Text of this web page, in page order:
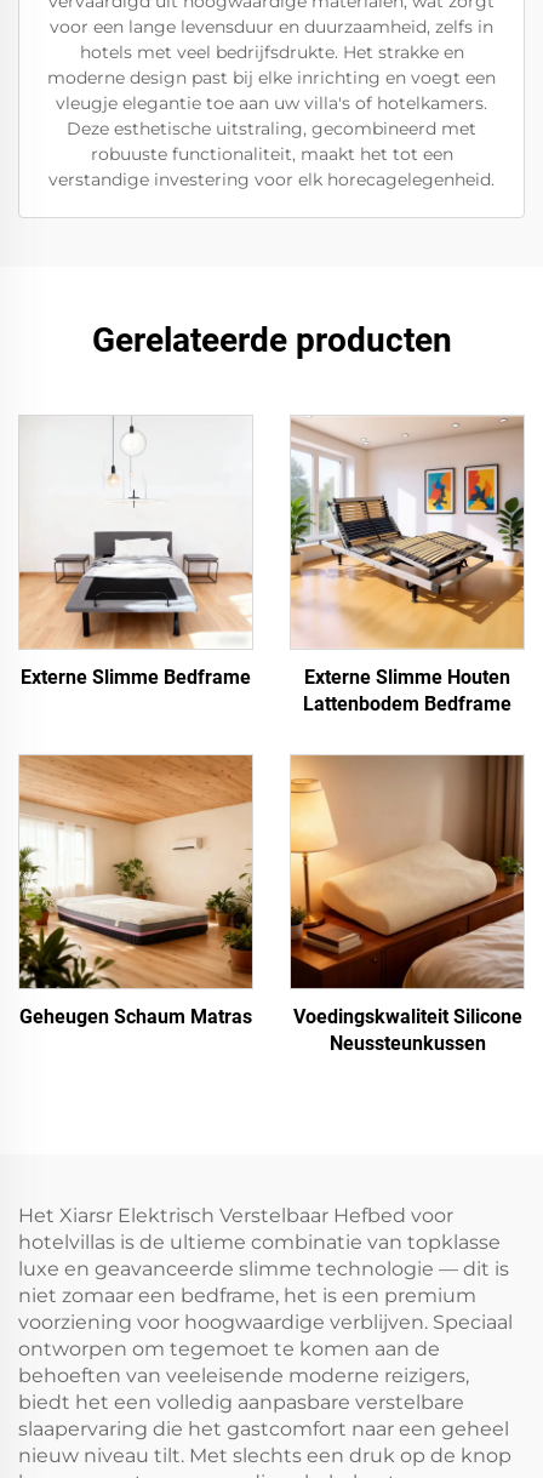
voor een lange levensduur en duurzaamheid, zelfs in
hotels met veel bedrijfsdrukte. Het strakke en
moderne design past bij elke inrichting en voegt een
vleugje elegantie toe aan uw villa's of hotelkamers.
Deze esthetische uitstraling, gecombineerd met
robuuste functionaliteit, maakt het tot een
verstandige investering voor elk horecagelegenheid.
Gerelateerde producten
Externe Slimme Bedframe
Externe Slimme Houten
Lattenbodem Bedframe
Geheugen Schaum Matras
Voedingskwaliteit Silicone
Neussteunkussen
Het Xiarsr Elektrisch Verstelbaar Hefbed voor
hotelvillas is de ultieme combinatie van topklasse
luxe en geavanceerde slimme technologie — dit is
niet zomaar een bedframe, het is een premium
voorziening voor hoogwaardige verblijven. Speciaal
ontworpen om tegemoet te komen aan de
behoeften van veeleisende moderne reizigers,
biedt het een volledig aanpasbare verstelbare
slaapervaring die het gastcomfort naar een geheel
nieuw niveau tilt. Met slechts een druk op de knop